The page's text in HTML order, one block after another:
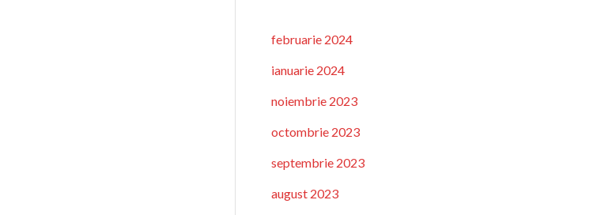
februarie 2024
ianuarie 2024
noiembrie 2023
octombrie 2023
septembrie 2023
august 2023